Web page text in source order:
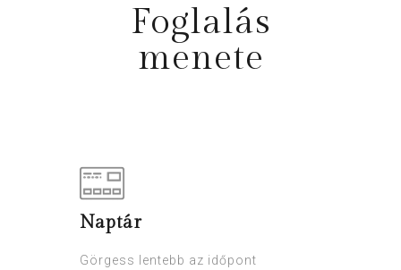
Foglalás
menete
Naptár
Görgess lentebb az időpont